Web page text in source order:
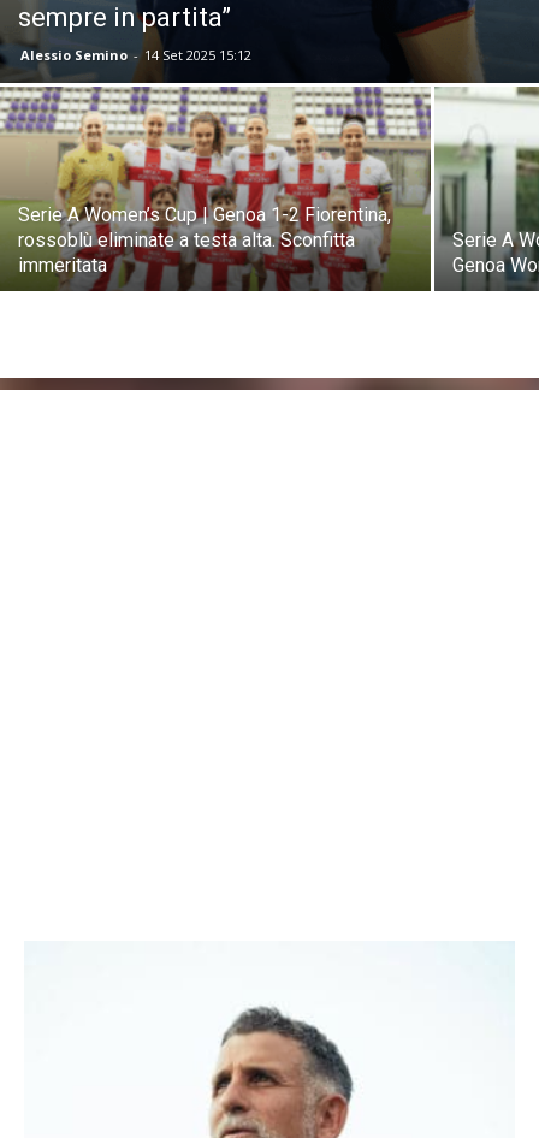
sempre in partita”
Alessio Semino - 14 Set 2025 15:12
Serie A Women’s Cup | Genoa 1-2 Fiorentina,
rossoblù eliminate a testa alta. Sconfitta
immeritata
Serie A
Genoa